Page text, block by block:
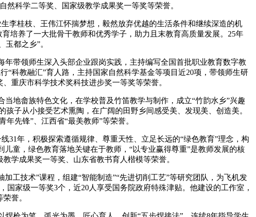
科学二等奖、国家级教学成果奖一等奖等荣誉。
桂枝、王伟江怀揣梦想，毅然放弃优越的生活条件和继续深造的机
培养了一大批骨干教师和优秀学子，助力且末教育高质量发展。25年
都之乡”。
带领师生深入头部企业跟岗实践，主持编写全国首批职业教育数字教
“科教融汇”育人路，主持国家自然科学基金等项目近20项，带领师生研
重庆市科学技术奖科技进步奖一等奖等荣誉。
地畲族特色文化，在学校普及竹笛教学与制作，成立“竹韵水乡”兴趣
子从小接受艺术熏陶，在广阔的田野乡间感受美、发现美、创造美。
先锋”、江西省“最美教师”等荣誉。
年，积极探索遵循规律、尊重天性、立足长远的“绿色教育”理念，构
童，绿色教育落地关键在于教师，“以专业赢得尊重”是教师发展的核
学成果奖一等奖、山东省教书育人楷模等荣誉。
技术”课程，组建“智能制造”“先进切削工艺”等研究团队，为飞机发
家级一等奖3个，近20人享受国务院政府特殊津贴。他建设的工作室，
誉。